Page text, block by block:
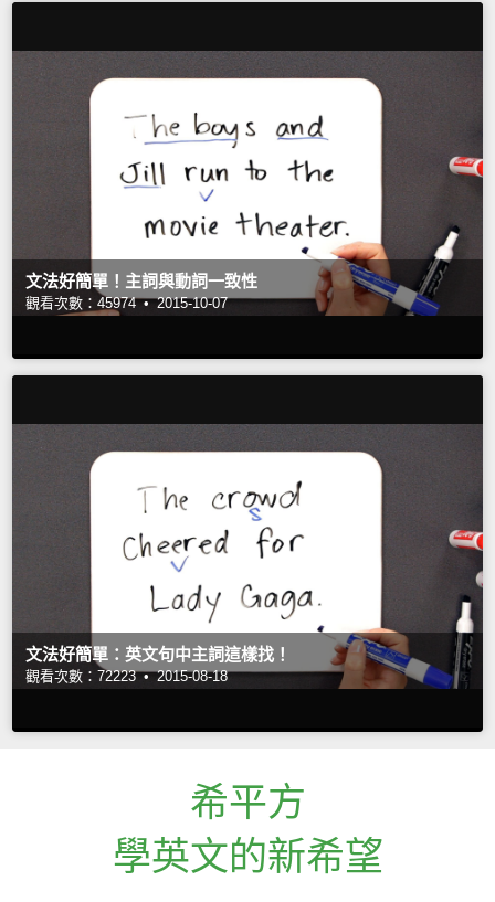
文法好簡單！主詞與動詞一致性
觀看次數：45974 • 2015-10-07
文法好簡單：英文句中主詞這樣找！
觀看次數：72223 • 2015-08-18
希平方
學英文的新希望